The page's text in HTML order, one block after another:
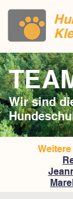
Wir sind